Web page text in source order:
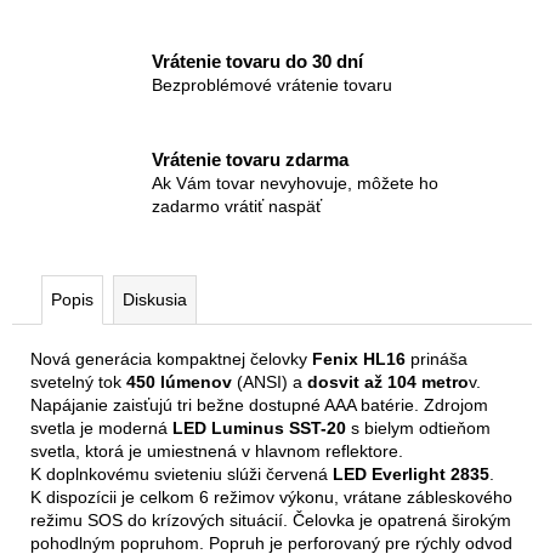
Vrátenie tovaru do 30 dní
Bezproblémové vrátenie tovaru
Vrátenie tovaru zdarma
Ak Vám tovar nevyhovuje, môžete ho
zadarmo vrátiť naspäť
Popis Diskusia
Nová generácia kompaktnej čelovky Fenix HL16 prináša
svetelný tok 450 lúmenov (ANSI) a dosvit až 104 metrov.
Napájanie zaisťujú tri bežne dostupné AAA batérie. Zdrojom
svetla je moderná LED Luminus SST-20 s bielym odtieňom
svetla, ktorá je umiestnená v hlavnom reflektore.
K doplnkovému svieteniu slúži červená LED Everlight 2835
K dispozícii je celkom 6 režimov výkonu, vrátane zábleskového
režimu SOS do krízových situácií. Čelovka je opatrená širokým
pohodlným popruhom. Popruh je perforovaný pre rýchly odvod